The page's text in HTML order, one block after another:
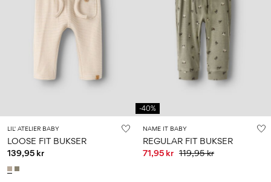
LIL' ATELIER BABY
LOOSE FIT BUKSER
139,95 kr
-40%
NAME IT BABY
REGULAR FIT BUKSER
71,95 kr 119,95 kr